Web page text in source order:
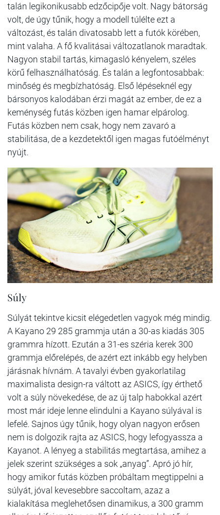
talán legikonikusabb edzőcipője volt. Nagy bátorság
volt, de úgy tűnik, hogy a modell túlélte ezt a
változást, és talán divatosabb lett a futók körében,
mint valaha. A fő kvalitásai változatlanok maradtak.
Nagyon stabil tartás, kimagasló kényelem, széles
körű felhasználhatóság. És talán a legfontosabbak:
minőség és megbízhatóság. Első lépéseknél egy
bársonyos kalodában érzi magát az ember, de ez a
keménység futás közben igen hamar elpárolog.
Futás közben nem csak, hogy nem zavaró a
stabilitása, de a kezdetektől igen magas futóélményt
nyújt.
Súly
Súlyát tekintve kicsit elégedetlen vagyok még mindig.
A Kayano 29 285 grammja után a 30-as kiadás 305
grammra hízott. Ezután a 31-es széria kerek 300
grammja előrelépés, de azért ezt inkább egy helyben
járásnak hívnám. A tavalyi évben gyakorlatilag
maximalista design-ra váltott az ASICS, így érthető
volt a súly növekedése, de az új talp habokkal azért
most már ideje lenne elindulni a Kayano súlyával is
lefelé. Sajnos úgy tűnik, hogy olyan nagyon erősen
nem is dolgozik rajta az ASICS, hogy lefogyassza a
Kayanot. A lényeg a stabilitás megtartása, amihez a
jelek szerint szükséges a sok „anyag”. Apró jó hír,
hogy amikor futás közben próbáltam megtippelni a
súlyát, jóval kevesebbre saccoltam, azaz a
kialakítása meglehetősen dinamikus, a 300 gramm